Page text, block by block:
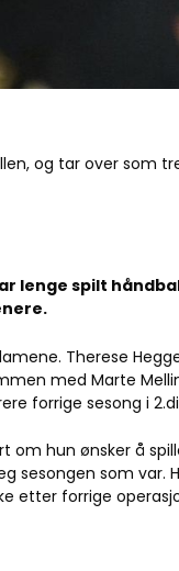
og tar over som
lenge spilt
Therese
med Marte
forrige sesong i
om hun ønsker å
sesongen som var.
etter forrige